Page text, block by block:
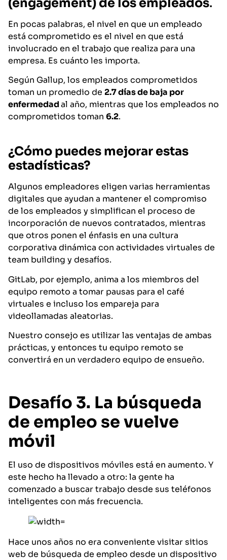
En pocas palabras, el nivel en que un empleado
está comprometido es el nivel en que está
involucrado en el trabajo que realiza para una
empresa. Es cuánto les importa.
Según Gallup, los empleados comprometidos
toman un promedio de 2.7 días de baja por
enfermedadal año, mientras que los empleados no
comprometidos toman 6.2.
¿Cómo puedes mejorar estas
estadísticas?
Algunos empleadores eligen varias herramientas
digitales que ayudan a mantener el compromiso
de los empleados y simplifican el proceso de
incorporación de nuevos contratados, mientras
que otros ponen el énfasis en una cultura
corporativa dinámica con actividades virtuales de
team building y desafíos.
GitLab, por ejemplo, anima a los miembros del
equipo remoto a tomar pausas para el café
virtuales e incluso los empareja para
videollamadas aleatorias.
Nuestro consejo es utilizar las ventajas de ambas
prácticas, y entonces tu equipo remoto se
convertirá en un verdadero equipo de ensueño.
Desafío 3. La búsqueda
de empleo se vuelve
móvil
El uso de dispositivos móviles está en aumento. Y
este hecho ha llevado a otro: la gente ha
comenzado a buscar trabajo desde sus teléfonos
inteligentes con más frecuencia.
Hace unos años no era conveniente visitar sitios
web de búsqueda de empleo desde un dispositivo